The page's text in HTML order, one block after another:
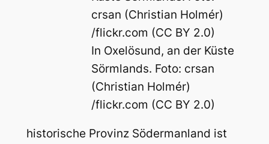
In Oxelösund, an der Küste
Sörmlands. Foto: crsan
(Christian Holmér)
/flickr.com (CC BY 2.0)
historische Provinz Södermanland ist